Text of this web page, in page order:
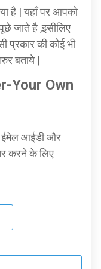
है | यहाँ पर आपको
जाते है ,इसीलिए
प्रकार की कोई भी
बताये |
Your Own
ईमेल आईडी और
करने के लिए